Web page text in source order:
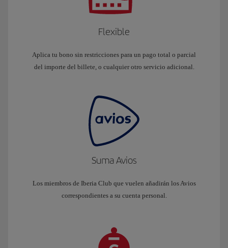
Flexible
Aplica tu bono sin restricciones para un pago total o parcial
del importe del billete, o cualquier otro servicio adicional.
Suma Avios
Los miembros de Iberia Club que vuelen añadirán los Avios
correspondientes a su cuenta personal.